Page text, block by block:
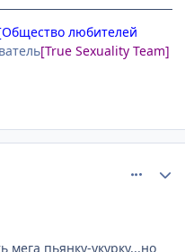
любителей
[True Sexuality Team]
мега пьянку-укурку...но